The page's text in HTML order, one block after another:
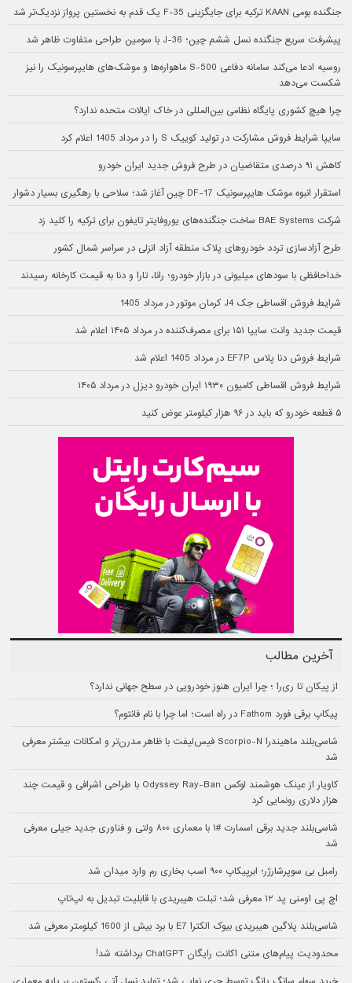
جنگنده بومی KAAN ترکیه برای جایگزینی F-35 یک قدم به نخستین پرواز نزدیک‌تر شد
پیشرفت سریع جنگنده نسل ششم چین؛ J-36 با سومین طراحی متفاوت ظاهر شد
روسیه ادعا می‌کند سامانه دفاعی S-500 ماهواره‌ها و موشک‌های هایپرسونیک را نیز
شکست می‌دهد
چرا هیچ کشوری پایگاه نظامی بین‌المللی در خاک ایالات متحده ندارد؟
سایپا شرایط فروش مشارکت در تولید کوییک S را در مرداد 1405 اعلام کرد
کاهش ۹۱ درصدی متقاضیان در طرح فروش جدید ایران خودرو
استقرار انبوه موشک هایپرسونیک DF-17 چین آغاز شد؛ سلاحی با رهگیری بسیار دشوار
شرکت BAE Systems ساخت جنگنده‌های یوروفایتر تایفون برای ترکیه را کلید زد
طرح آزادسازی تردد خودروهای پلاک منطقه آزاد انزلی در سراسر شمال کشور
خداحافظی با سودهای میلیونی در بازار خودرو؛ رانا، تارا و دنا به قیمت کارخانه رسیدند
شرایط فروش اقساطی جک J4 کرمان موتور در مرداد 1405
قیمت جدید وانت سایپا ۱۵۱ برای مصرف‌کننده در مرداد ۱۴۰۵ اعلام شد
شرایط فروش دنا پلاس EF7P در مرداد 1405 اعلام شد
شرایط فروش اقساطی کامیون ۱۹۳۰ ایران خودرو دیزل در مرداد ۱۴۰۵
۵ قطعه خودرو که باید در ۹۶ هزار کیلومتر عوض کنید
آخرین مطالب
از پیکان تا ری‌را ؛ چرا ایران هنوز خودرویی در سطح جهانی ندارد؟
پیکاپ برقی فورد Fathom در راه است؛ اما چرا با نام فانتوم؟
شاسی‌بلند ماهیندرا Scorpio-N فیس‌لیفت با ظاهر مدرن‌تر و امکانات بیشتر معرفی
شد
کاویار از عینک هوشمند لوکس Odyssey Ray-Ban با طراحی اشرافی و قیمت چند
هزار دلاری رونمایی کرد
شاسی‌بلند جدید برقی اسمارت #۱ با معماری ۸۰۰ ولتی و فناوری جدید جیلی معرفی
شد
رامبل بی سوپرشارژر؛ ابرپیکاپ ۹۰۰ اسب بخاری رم وارد میدان شد
اچ پی اومنی پد ۱۲ معرفی شد؛ تبلت هیبریدی با قابلیت تبدیل به لپ‌تاپ
شاسی‌بلند پلاگین هیبریدی بیوک الکترا E7 با برد بیش از 1600 کیلومتر معرفی شد
محدودیت پیام‌های متنی اکانت رایگان ChatGPT برداشته شد!